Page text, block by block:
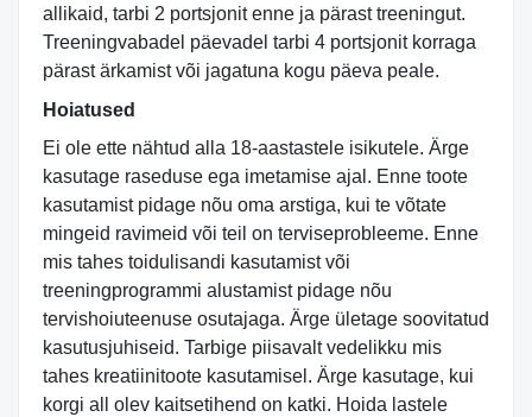
allikaid, tarbi 2 portsjonit enne ja pärast treeningut.
Treeningvabadel päevadel tarbi 4 portsjonit korraga
pärast ärkamist või jagatuna kogu päeva peale.
Hoiatused
Ei ole ette nähtud alla 18-aastastele isikutele. Ärge
kasutage raseduse ega imetamise ajal. Enne toote
kasutamist pidage nõu oma arstiga, kui te võtate
mingeid ravimeid või teil on terviseprobleeme. Enne
mis tahes toidulisandi kasutamist või
treeningprogrammi alustamist pidage nõu
tervishoiuteenuse osutajaga. Ärge ületage soovitatud
kasutusjuhiseid. Tarbige piisavalt vedelikku mis
tahes kreatiinitoote kasutamisel. Ärge kasutage, kui
korgi all olev kaitsetihend on katki. Hoida lastele